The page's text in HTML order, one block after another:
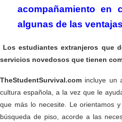
acompañamiento en
algunas de las
Los estudiantes extranjeros que
servicios novedosos que tienen
TheStudentSurvival.com incluye un
cultura española, a la vez que le
que más lo necesite. Le orientamos
búsqueda de piso, acorde a las